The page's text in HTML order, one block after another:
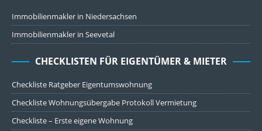
Immobilienmakler in Niedersachsen
Immobilienmakler in Seevetal
CHECKLISTEN FÜR EIGENTÜMER & MIETER
Checkliste Ratgeber Eigentumswohnung
Checkliste Wohnungsübergabe Protokoll Vermietung
Checkliste – Erste eigene Wohnung